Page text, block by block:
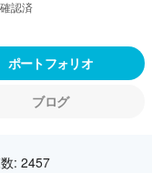
認済
ポートフォリオ
ブログ
: 2457